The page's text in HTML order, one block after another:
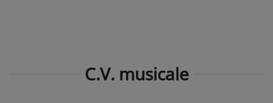
C.V. musicale